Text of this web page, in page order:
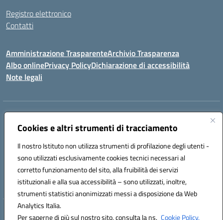
Cookies e altri strumenti di tracciamento
Il nostro Istituto non utilizza strumenti di profilazione degli utenti -
sono utilizzati esclusivamente cookies tecnici necessari al
corretto funzionamento del sito, alla fruibilità dei servizi
istituzionali e alla sua accessibilità – sono utilizzati, inoltre,
strumenti statistici anonimizzati messi a disposizione da Web
Analytics Italia.
Per saperne di più sul nostro sito, consulta la ns. Cookie Policy.
Registro elettronico
Contatti
Amministrazione TrasparenteArchivio Trasparenza
Albo onlinePrivacy PolicyDichiarazione di accessibilità
Note legali
Indirizzo:
Centralino:096721161 Email:czic869004@istruzione.it
Codice fiscale: 84000710792
Codice meccanografico:
CZIC869004
Codice unico di fatturazione (CUF): UFKGA0
Hosting & Powered by 3D Solution S.r.l.